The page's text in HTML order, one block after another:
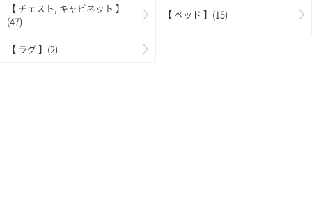
【 チェスト, キャビネット 】
(47)
【 ベッド 】(15)
【 ラグ 】(2)